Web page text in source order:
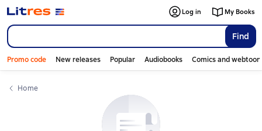
Find
Log in My Books
Promo code New releases Popular Audiobooks Comics and
Home
Слайдер с книгами